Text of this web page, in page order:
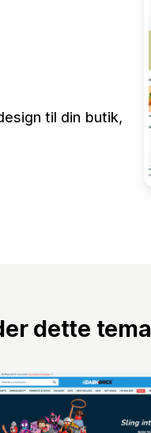
til din butik,
dette tema